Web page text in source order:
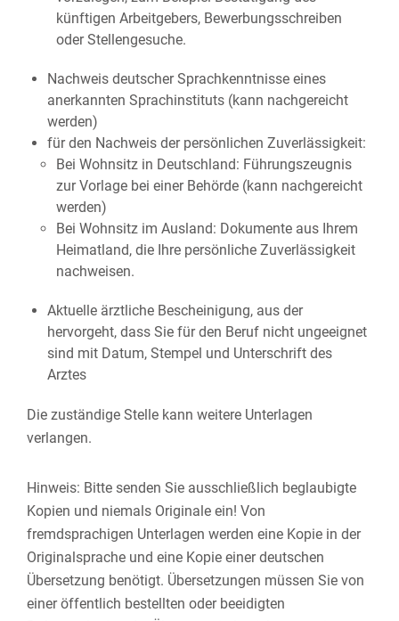
künftigen Arbeitgebers, Bewerbungsschreiben
oder Stellengesuche.
Nachweis deutscher Sprachkenntnisse eines
anerkannten Sprachinstituts (kann nachgereicht
werden)
für den Nachweis der persönlichen Zuverlässigkeit:
Bei Wohnsitz in Deutschland: Führungszeugnis
zur Vorlage bei einer Behörde (kann nachgereicht
werden)
Bei Wohnsitz im Ausland: Dokumente aus Ihrem
Heimatland, die Ihre persönliche Zuverlässigkeit
nachweisen.
Aktuelle ärztliche Bescheinigung, aus der
hervorgeht, dass Sie für den Beruf nicht ungeeignet
sind mit Datum, Stempel und Unterschrift des
Arztes
Die zuständige Stelle kann weitere Unterlagen
verlangen.
Hinweis: Bitte senden Sie ausschließlich beglaubigte
Kopien und niemals Originale ein! Von
fremdsprachigen Unterlagen werden eine Kopie in der
Originalsprache und eine Kopie einer deutschen
Übersetzung benötigt. Übersetzungen müssen Sie von
einer öffentlich bestellten oder beeidigten